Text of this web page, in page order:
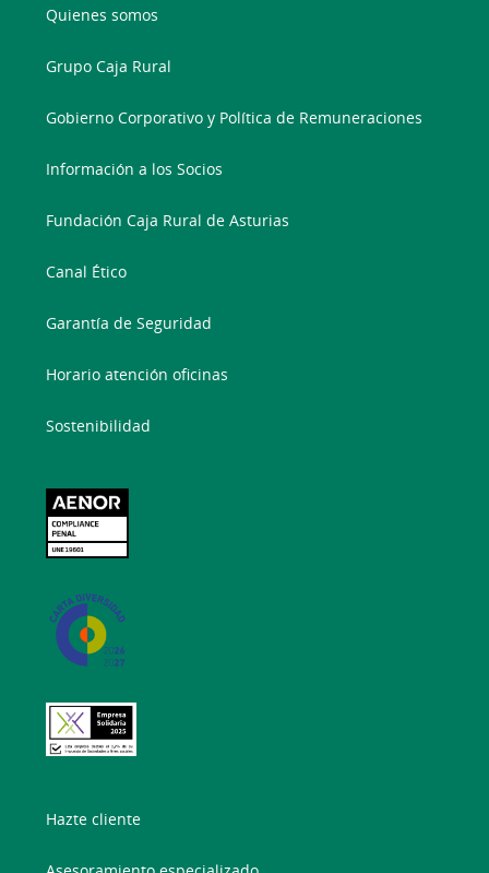
Quienes somos
Grupo Caja Rural
Gobierno Corporativo y Política de Remuneraciones
Información a los Socios
Fundación Caja Rural de Asturias
Canal Ético
Garantía de Seguridad
Horario atención oficinas
Sostenibilidad
Hazte cliente